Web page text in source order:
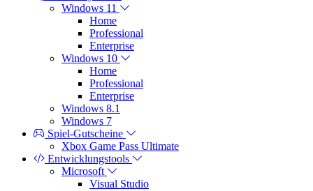
Windows 11
Home
Professional
Enterprise
Windows 10
Home
Professional
Enterprise
Windows 8.1
Windows 7
Spiel-Gutscheine
Xbox Game Pass Ultimate
Entwicklungstools
Microsoft
Visual Studio